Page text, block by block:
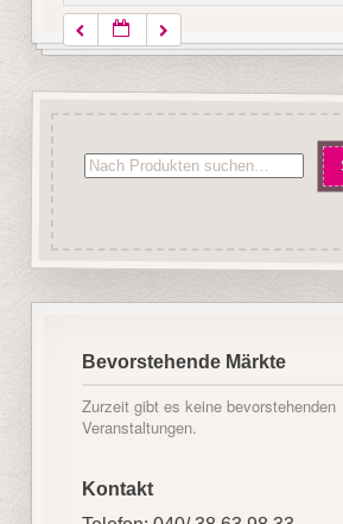
Bevorstehende Märkte
Zurzeit gibt es keine bevorstehenden
Veranstaltungen.
Kontakt